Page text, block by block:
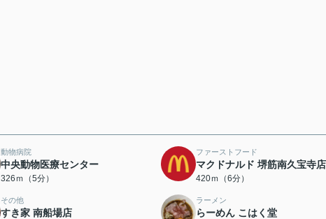
動物病院
中央動物医療センター
326ｍ（5分）
ファーストフード
マクドナルド 堺筋南久宝寺店
420ｍ（6分）
その他
すき家 南船場店
ラーメン
らーめん こはく堂